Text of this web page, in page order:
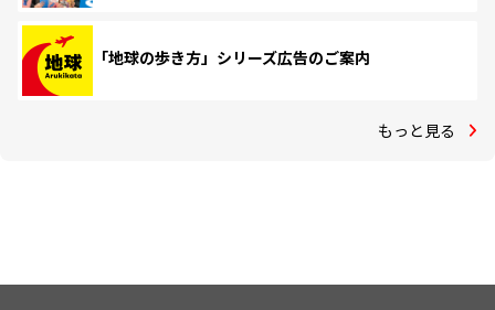
「地球の歩き方」シリーズ広告のご案内
もっと見る